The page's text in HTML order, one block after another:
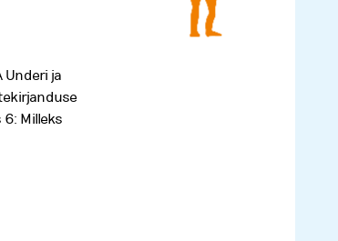
ja
Milleks